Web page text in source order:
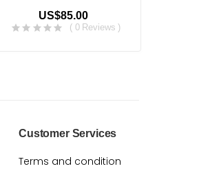
US$85.00
( 0 Reviews )
Customer Services
Terms and condition